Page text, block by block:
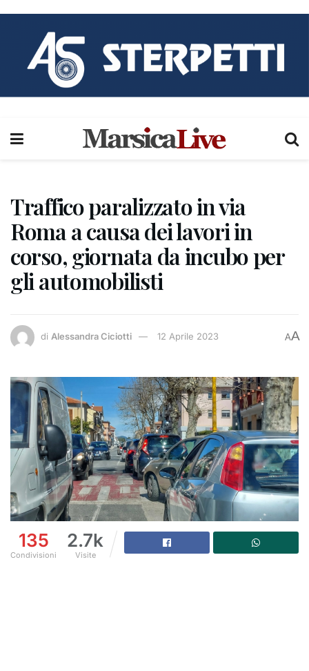
Traffico paralizzato in via
Roma a causa dei lavori in
corso, giornata da incubo per
gli automobilisti
di Alessandra Ciciotti 12 Aprile 2023 AA
135
Condivisioni
2.7k
Visite